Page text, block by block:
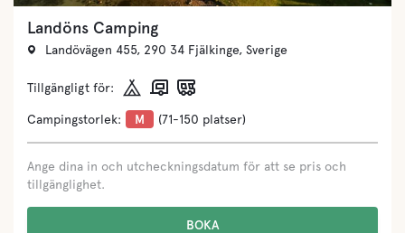
Landöns Camping
Landövägen 455, 290 34 Fjälkinge, Sverige
Tillgängligt för:
Campingstorlek: M (71-150 platser)
Ange dina in och utcheckningsdatum för att se pris och
tillgänglighet.
BOKA